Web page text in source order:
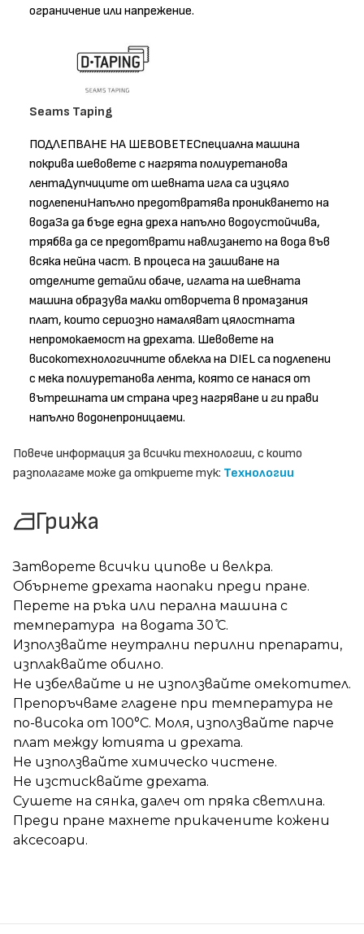
ограничение или напрежение.
Seams Taping
ПОДЛЕПВАНЕ НА ШЕВОВЕТЕСпециална машина
покрива шевовете с нагрята полиуретанова
лентаДупчиците от шевната игла са изцяло
подлепениНапълно предотвратява проникването на
водаЗа да бъде една дреха напълно водоустойчива,
трябва да се предотврати навлизането на вода във
всяка нейна част. В процеса на зашиване на
отделните детайли обаче, иглата на шевната
машина образува малки отворчета в промазания
плат, които сериозно намаляват цялостната
непромокаемост на дрехата. Шевовете на
високотехнологичните облекла на DIEL са подлепени
с мека полиуретанова лента, която се нанася от
вътрешната им страна чрез нагряване и ги прави
напълно водонепроницаеми.
Повече информация за всички технологии, с които
разполагаме може да откриете тук: Технологии
Грижа
Затворете всички ципове и велкра.
Обърнете дрехата наопаки преди пране.
Перете на ръка или перална машина с
температура на водата 30 ̊С.
Използвайте неутрални перилни препарати,
изплаквайте обилно.
Не избелвайте и не използвайте омекотител.
Препоръчваме гладене при температура не
по-висока от 100°C. Моля, използвайте парче
плат между ютията и дрехата.
Не използвайте химическо чистене.
Не изстисквайте дрехата.
Сушете на сянка, далеч от пряка светлина.
Преди пране махнете прикачените кожени
аксесоари.